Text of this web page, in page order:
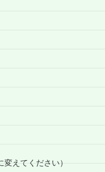
えてください）